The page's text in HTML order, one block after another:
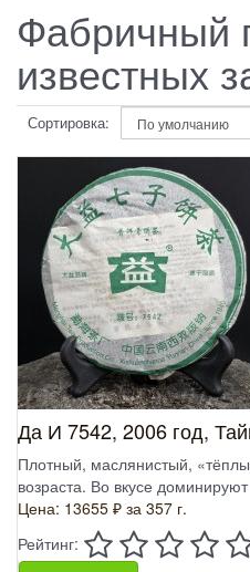
Фабричный
известных
Сортировка:
Да И 7542, 2006 год,
Плотный, маслянистый,
возраста. Во вкусе
Цена: 13655 ₽ за 357 г.
Рейтинг: